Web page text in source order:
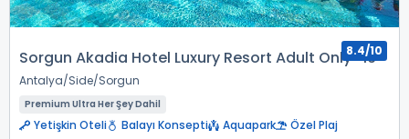
Sorgun Akadia Hotel Luxury Resort Adult Only+16
Antalya Side Sorgun
8.4/10
Premium Ultra Her Şey Dahil
Yetişkin Oteli Balayı Konsepti Aquapark Özel Plaj